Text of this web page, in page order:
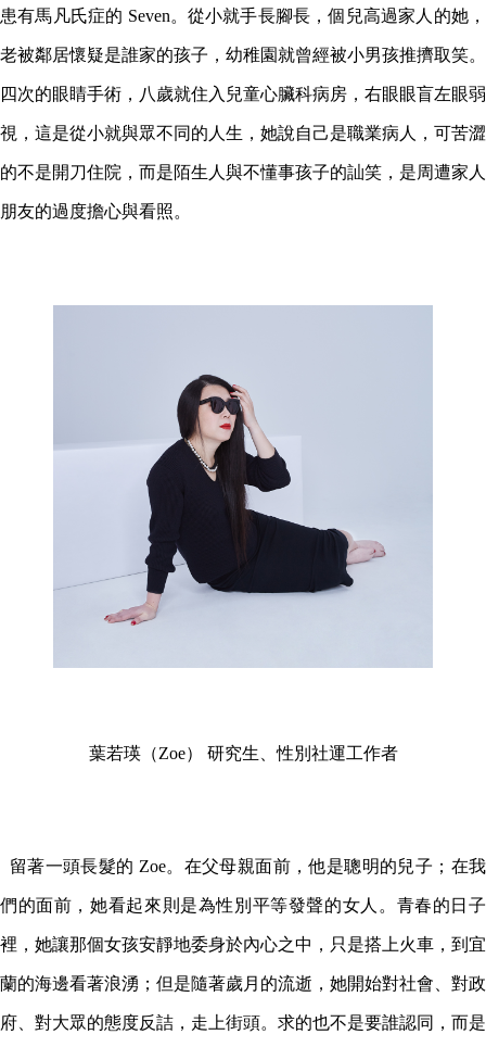
患有馬凡氏症的 Seven。從小就手長腳長，個兒高過家人的她，
老被鄰居懷疑是誰家的孩子，幼稚園就曾經被小男孩推擠取笑。
四次的眼睛手術，八歲就住入兒童心臟科病房，右眼眼盲左眼弱
視，這是從小就與眾不同的人生，她說自己是職業病人，可苦澀
的不是開刀住院，而是陌生人與不懂事孩子的訕笑，是周遭家人
朋友的過度擔心與看照。
葉若瑛（Zoe） 研究生、性別社運工作者
留著一頭長髮的 Zoe。在父母親面前，他是聰明的兒子；在我
們的面前，她看起來則是為性別平等發聲的女人。青春的日子
裡，她讓那個女孩安靜地委身於內心之中，只是搭上火車，到宜
蘭的海邊看著浪湧；但是隨著歲月的流逝，她開始對社會、對政
府、對大眾的態度反詰，走上街頭。求的也不是要誰認同，而是